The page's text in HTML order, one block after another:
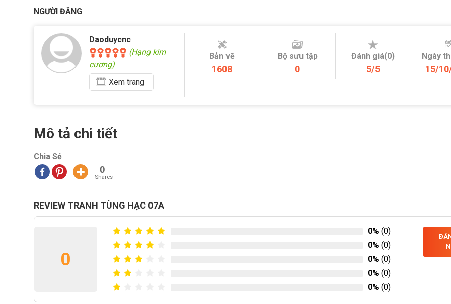
NGƯỜI ĐĂNG
Daoduycnc
(Hạng kim
cương)
Xem trang
Bản vẽ
1608
Bộ sưu tập
0
Đánh giá(0)
5/5
Ngày
15/
Mô tả chi tiết
Chia Sẻ
0
Shares
REVIEW TRANH TÙNG HẠC 07A
0
0% (0)
0% (0)
0% (0)
0% (0)
0% (0)